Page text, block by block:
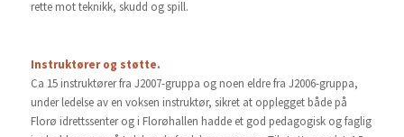
rette mot teknikk, skudd og spill.
Instruktører og støtte.
Ca 15 instruktører fra J2007-gruppa og noen eldre fra J2006-gruppa,
under ledelse av en voksen instruktør, sikret at opplegget både på
Florø idrettssenter og i Florøhallen hadde et god pedagogisk og faglig